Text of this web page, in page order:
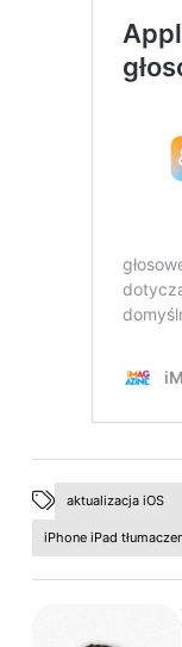
aktualizacja iOS
iPhone iPad